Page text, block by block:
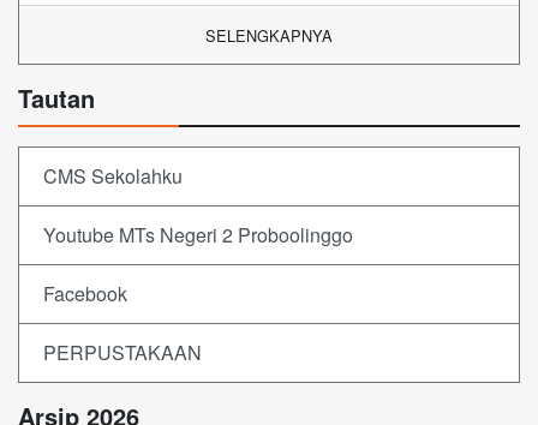
SELENGKAPNYA
Tautan
CMS Sekolahku
Youtube MTs Negeri 2 Proboolinggo
Facebook
PERPUSTAKAAN
Arsip 2026